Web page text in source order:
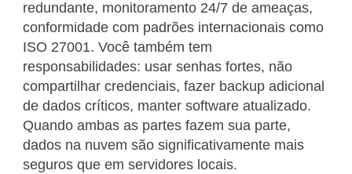
redundante, monitoramento 24/7 de ameaças,
conformidade com padrões internacionais como
ISO 27001. Você também tem
responsabilidades: usar senhas fortes, não
compartilhar credenciais, fazer backup adicional
de dados críticos, manter software atualizado.
Quando ambas as partes fazem sua parte,
dados na nuvem são significativamente mais
seguros que em servidores locais.